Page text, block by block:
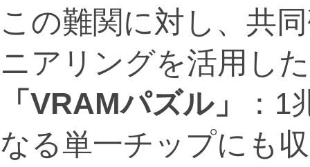
この難関に対し、共
ニアリングを活用し
「VRAMパズル」
：
なる単一チップにも